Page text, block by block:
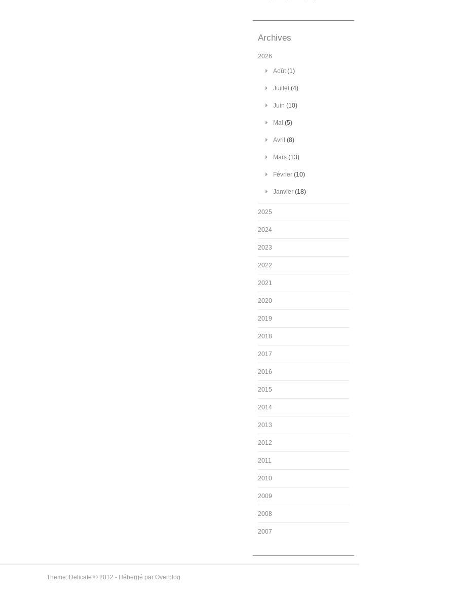
Archives
2026
Août(1)
Juillet(4)
Juin (10)
Mai (5)
Avril (8)
Mars (13)
Février (10)
Janvier (18)
2025
2024
2023
2022
2021
2020
2019
2018
2017
2016
2015
2014
2013
2012
2011
2010
2009
2008
2007
Theme: Delicate © 2012 - Hébergé par Overblog